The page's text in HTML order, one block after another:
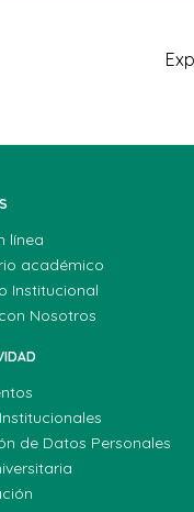
línea
académico
Institucional
Nosotros
de Datos Personales